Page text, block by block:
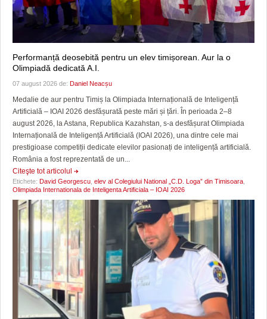
Performanță deosebită pentru un elev timișorean. Aur la o
Olimpiadă dedicată A.I.
07 august 2026 de: Daniel Neacșu
Medalie de aur pentru Timiș la Olimpiada Internațională de Inteligență
Artificială – IOAI 2026 desfășurată peste mări și țări. În perioada 2–8
august 2026, la Astana, Republica Kazahstan, s-a desfășurat Olimpiada
Internațională de Inteligență Artificială (IOAI 2026), una dintre cele mai
prestigioase competiții dedicate elevilor pasionați de inteligență artificială.
România a fost reprezentată de un...
Citeşte tot articolul
Etichete: David Georgescu elev al Colegiului National „C.D. Loga” din Timisoara
Olimpiada Internationala de Inteligenta Artificiala – IOAI 2026